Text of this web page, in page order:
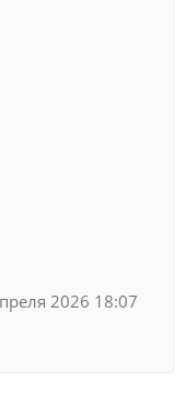
2026 18:07